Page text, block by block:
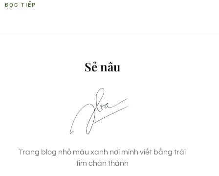
ĐỌC TIẾP
Sẻ nâu
Trang blog nhỏ màu xanh nơi mình viết bằng trái
tim chân thành